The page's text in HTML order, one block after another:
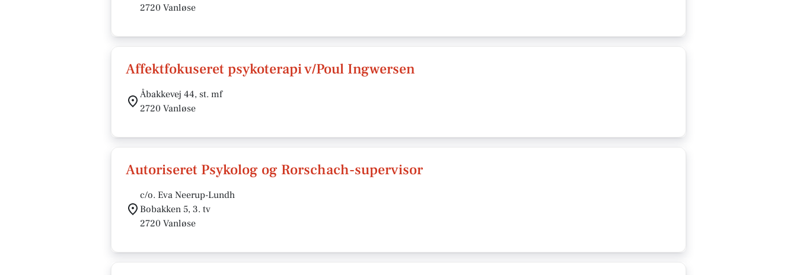
2720 Vanløse
Affektfokuseret psykoterapi v/Poul Ingwersen
Åbakkevej 44, st. mf
2720 Vanløse
Autoriseret Psykolog og Rorschach-supervisor
c/o. Eva Neerup-Lundh
Bobakken 5, 3. tv
2720 Vanløse